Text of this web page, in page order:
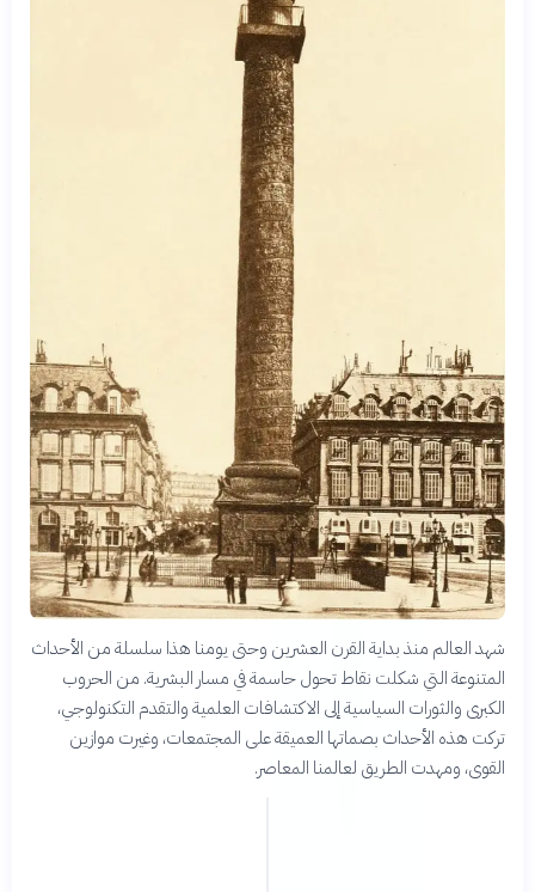
شهد العالم منذ بداية القرن العشرين وحتى يومنا هذا سلسلة من الأحداث
المتنوعة التي شكلت نقاط تحول حاسمة في مسار البشرية. من الحروب
الكبرى والثورات السياسية إلى الاكتشافات العلمية والتقدم التكنولوجي،
تركت هذه الأحداث بصماتها العميقة على المجتمعات، وغيرت موازين
القوى، ومهدت الطريق لعالمنا المعاصر.